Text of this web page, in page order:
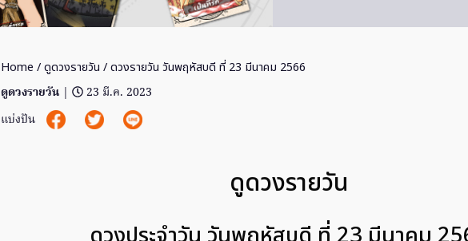
Home /ดูดวงรายวัน / ดวงรายวัน วันพฤหัสบดี ที่ 23 มีนาคม 2566
ดูดวงรายวัน |
23 มี.ค. 2023
แบ่งปัน
ดูดวงรายวัน